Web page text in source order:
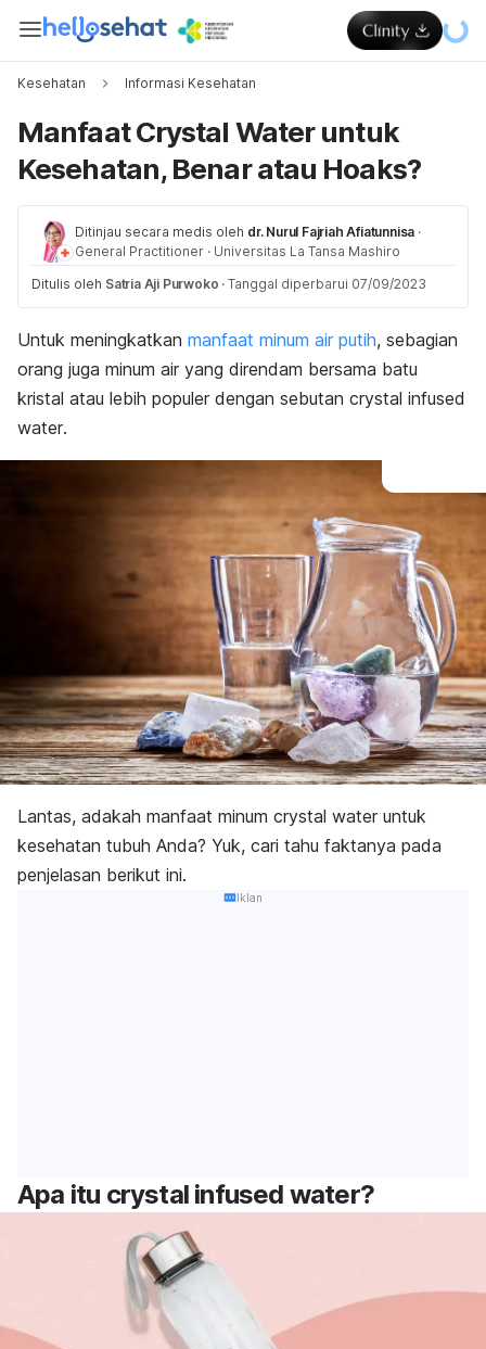
Kesehatan Informasi Kesehatan
Manfaat Crystal Water untuk
Kesehatan, Benar atau Hoaks?
Ditinjau secara medis oleh dr. Nurul Fajriah Afiatunnisa ·
General Practitioner · Universitas La Tansa Mashiro
Ditulis oleh Satria Aji Purwoko · Tanggal diperbarui 07/09/2023
Untuk meningkatkan manfaat minum air putih, sebagian
orang juga minum air yang direndam bersama batu
kristal atau lebih populer dengan sebutan crystal infused
water.
Lantas, adakah manfaat minum crystal water untuk
kesehatan tubuh Anda? Yuk, cari tahu faktanya pada
penjelasan berikut ini.
Iklan
Apa itu crystal infused water?